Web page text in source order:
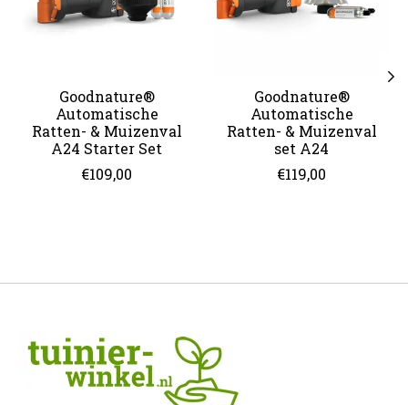
Goodnature®
Automatische
Ratten- & Muizenval
A24 Starter Set
€109,00
Goodnature®
Automatische
Ratten- & Muizenval
set A24
€119,00